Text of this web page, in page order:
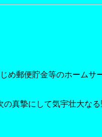
め郵便貯金等のホームサ
真摯にして気宇壮大なる